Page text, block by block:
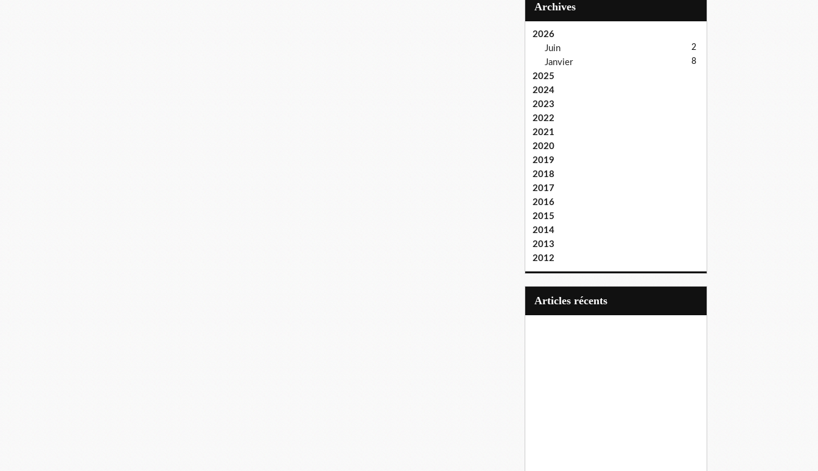
Archives
2026
Juin
2
Janvier 8
2025
2024
2023
2022
2021
2020
2019
2018
2017
2016
2015
2014
2013
2012
articles récents